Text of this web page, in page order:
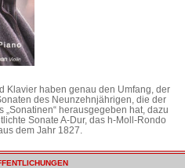
Klavier haben genau den Umfang, der
des Neunzehnjährigen, die der
herausgegeben hat, dazu
Sonate A-Dur, das h-Moll-Rondo
dem Jahr 1827.